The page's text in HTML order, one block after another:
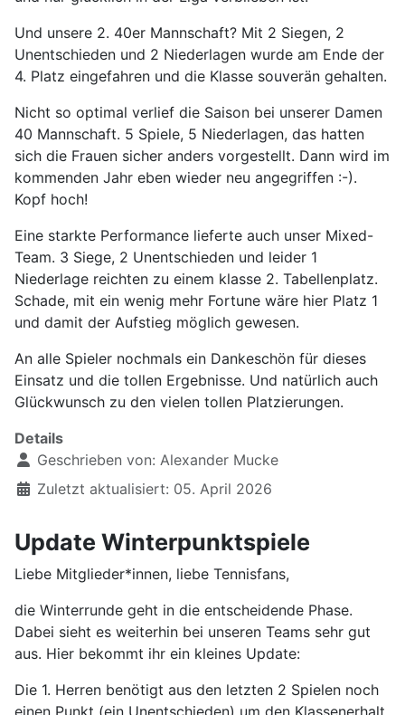
Und unsere 2. 40er Mannschaft? Mit 2 Siegen, 2
Unentschieden und 2 Niederlagen wurde am Ende der
4. Platz eingefahren und die Klasse souverän gehalten.
Nicht so optimal verlief die Saison bei unserer Damen
40 Mannschaft. 5 Spiele, 5 Niederlagen, das hatten
sich die Frauen sicher anders vorgestellt. Dann wird im
kommenden Jahr eben wieder neu angegriffen :-).
Kopf hoch!
Eine starkte Performance lieferte auch unser Mixed-
Team. 3 Siege, 2 Unentschieden und leider 1
Niederlage reichten zu einem klasse 2. Tabellenplatz.
Schade, mit ein wenig mehr Fortune wäre hier Platz 1
und damit der Aufstieg möglich gewesen.
An alle Spieler nochmals ein Dankeschön für dieses
Einsatz und die tollen Ergebnisse. Und natürlich auch
Glückwunsch zu den vielen tollen Platzierungen.
Details
Geschrieben von: Alexander Mucke
Zuletzt aktualisiert: 05. April 2026
Update Winterpunktspiele
Liebe Mitglieder*innen, liebe Tennisfans,
die Winterrunde geht in die entscheidende Phase.
Dabei sieht es weiterhin bei unseren Teams sehr gut
aus. Hier bekommt ihr ein kleines Update:
Die 1. Herren benötigt aus den letzten 2 Spielen noch
einen Punkt (ein Unentschieden) um den Klassenerhalt